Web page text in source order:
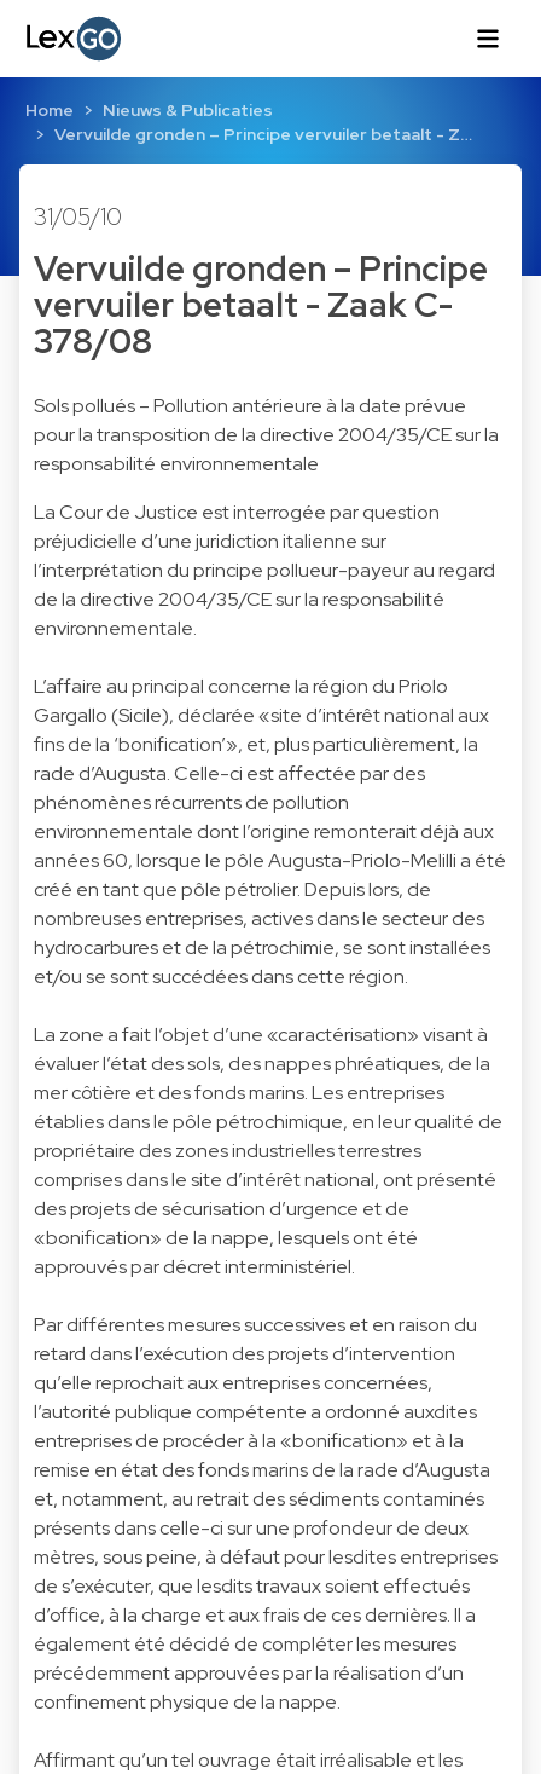
Home
Nieuws & Publicaties
Vervuilde gronden – Principe vervuiler betaalt - Z…
31/05/10
Vervuilde gronden – Principe
vervuiler betaalt - Zaak C-
378/08
Sols pollués – Pollution antérieure à la date prévue
pour la transposition de la directive 2004/35/CE sur la
responsabilité environnementale
La Cour de Justice est interrogée par question
préjudicielle d’une juridiction italienne sur
l’interprétation du principe pollueur-payeur au regard
de la directive 2004/35/CE sur la responsabilité
environnementale.
L’affaire au principal concerne la région du Priolo
Gargallo (Sicile), déclarée «site d’intérêt national aux
fins de la ‘bonification’», et, plus particulièrement, la
rade d’Augusta. Celle-ci est affectée par des
phénomènes récurrents de pollution
environnementale dont l’origine remonterait déjà aux
années 60, lorsque le pôle Augusta-Priolo-Melilli a été
créé en tant que pôle pétrolier. Depuis lors, de
nombreuses entreprises, actives dans le secteur des
hydrocarbures et de la pétrochimie, se sont installées
et/ou se sont succédées dans cette région.
La zone a fait l’objet d’une «caractérisation» visant à
évaluer l’état des sols, des nappes phréatiques, de la
mer côtière et des fonds marins. Les entreprises
établies dans le pôle pétrochimique, en leur qualité de
propriétaire des zones industrielles terrestres
comprises dans le site d’intérêt national, ont présenté
des projets de sécurisation d’urgence et de
«bonification» de la nappe, lesquels ont été
approuvés par décret interministériel.
Par différentes mesures successives et en raison du
retard dans l’exécution des projets d’intervention
qu’elle reprochait aux entreprises concernées,
l’autorité publique compétente a ordonné auxdites
entreprises de procéder à la «bonification» et à la
remise en état des fonds marins de la rade d’Augusta
et, notamment, au retrait des sédiments contaminés
présents dans celle-ci sur une profondeur de deux
mètres, sous peine, à défaut pour lesdites entreprises
de s’exécuter, que lesdits travaux soient effectués
d’office, à la charge et aux frais de ces dernières. Il a
également été décidé de compléter les mesures
précédemment approuvées par la réalisation d’un
confinement physique de la nappe.
Affirmant qu’un tel ouvrage était irréalisable et les